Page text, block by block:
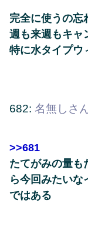
完全に使うの忘
週も来週もキャ
特に水タイプウ
682: 名無しさ
>>681
たてがみの量も
ら今回みたい
ではある